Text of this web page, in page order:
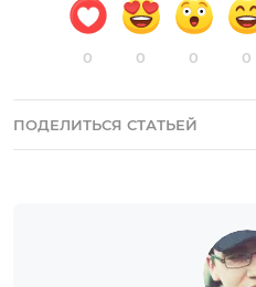
0 0 0 0
ПОДЕЛИТЬСЯ СТАТЬЕЙ